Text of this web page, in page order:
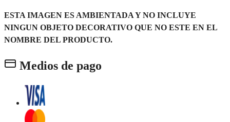
ESTA IMAGEN ES AMBIENTADA Y NO INCLUYE
NINGUN OBJETO DECORATIVO QUE NO ESTE EN EL
NOMBRE DEL PRODUCTO.
Medios de pago